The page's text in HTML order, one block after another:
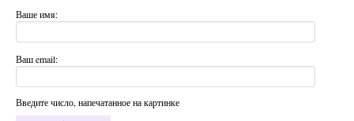
Ваше имя:
Ваш email:
Введите число, напечатанное на картинке